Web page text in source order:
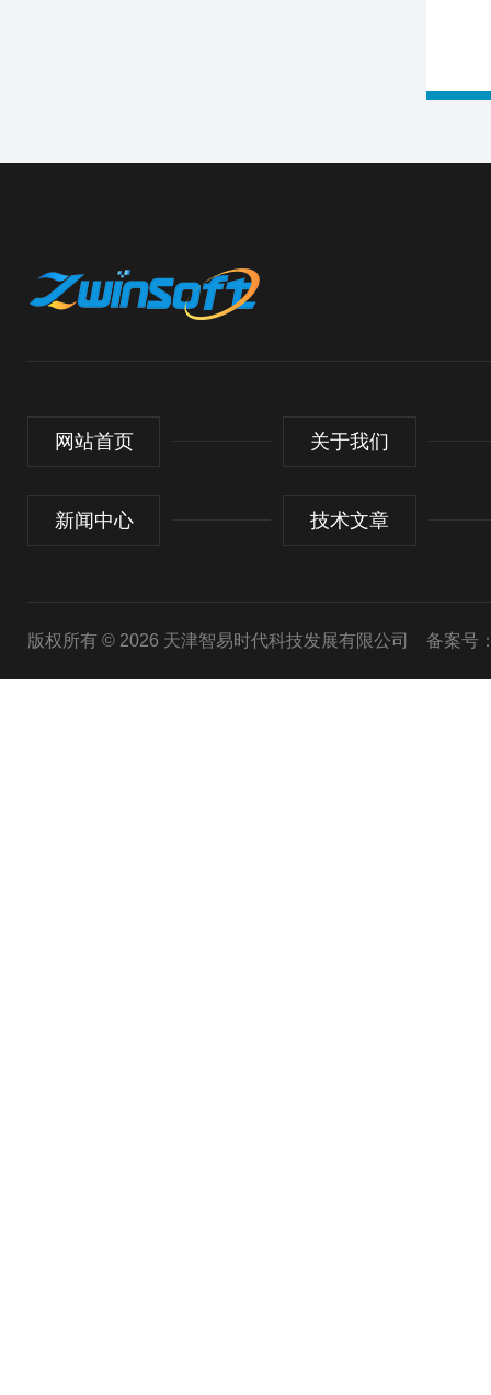
网站首页 关于我们
新闻中心 技术文章
版权所有 © 2026 天津智易时代科技发展有限公司 备案号